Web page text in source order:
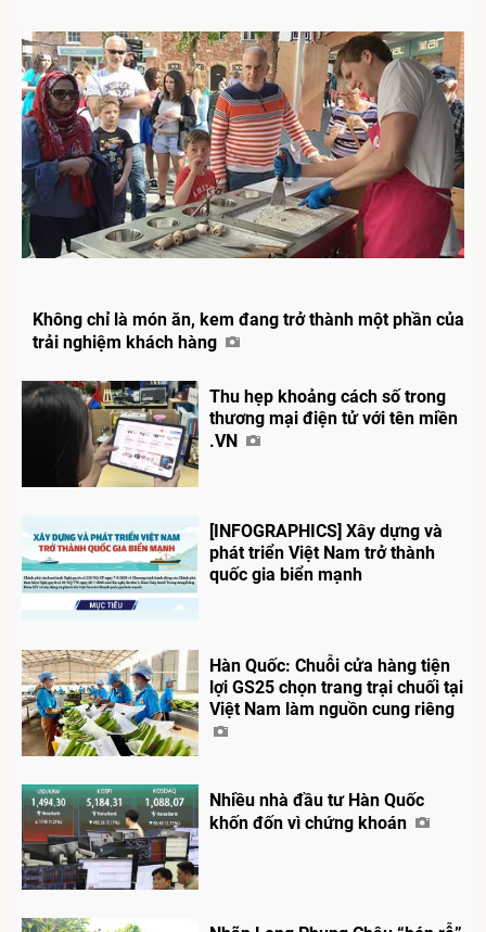
Không chỉ là món ăn, kem đang trở thành một phần của
trải nghiệm khách hàng
Thu hẹp khoảng cách số trong
thương mại điện tử với tên miền
.VN
[INFOGRAPHICS] Xây dựng và
phát triển Việt Nam trở thành
quốc gia biển mạnh
Hàn Quốc: Chuỗi cửa hàng tiện
lợi GS25 chọn trang trại chuối tại
Việt Nam làm nguồn cung riêng
Nhiều nhà đầu tư Hàn Quốc
khốn đốn vì chứng khoán